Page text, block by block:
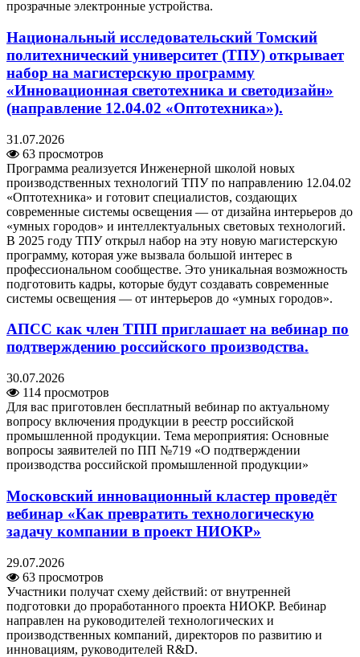
прозрачные электронные устройства.
Национальный исследовательский Томский
политехнический университет (ТПУ) открывает
набор на магистерскую программу
«Инновационная светотехника и светодизайн»
(направление 12.04.02 «Оптотехника»).
31.07.2026
63 просмотров
Программа реализуется Инженерной школой новых
производственных технологий ТПУ по направлению 12.04.02
«Оптотехника» и готовит специалистов, создающих
современные системы освещения — от дизайна интерьеров до
«умных городов» и интеллектуальных световых технологий.
В 2025 году ТПУ открыл набор на эту новую магистерскую
программу, которая уже вызвала большой интерес в
профессиональном сообществе. Это уникальная возможность
подготовить кадры, которые будут создавать современные
системы освещения — от интерьеров до «умных городов».
АПСС как член ТПП приглашает на вебинар по
подтверждению российского производства.
30.07.2026
114 просмотров
Для вас приготовлен бесплатный вебинар по актуальному
вопросу включения продукции в реестр российской
промышленной продукции. Тема мероприятия: Основные
вопросы заявителей по ПП №719 «О подтверждении
производства российской промышленной продукции»
Московский инновационный кластер проведёт
вебинар «Как превратить технологическую
задачу компании в проект НИОКР»
29.07.2026
63 просмотров
Участники получат схему действий: от внутренней
подготовки до проработанного проекта НИОКР. Вебинар
направлен на руководителей технологических и
производственных компаний, директоров по развитию и
инновациям, руководителей R&D.